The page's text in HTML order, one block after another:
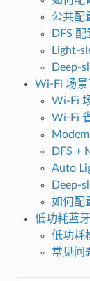
公共配
DFS 配
Light-
Deep-
Wi-Fi 场景
Wi-Fi
Wi-Fi
DFS +
Auto
Deep-
如何配
低功耗蓝牙
低功耗
常见问